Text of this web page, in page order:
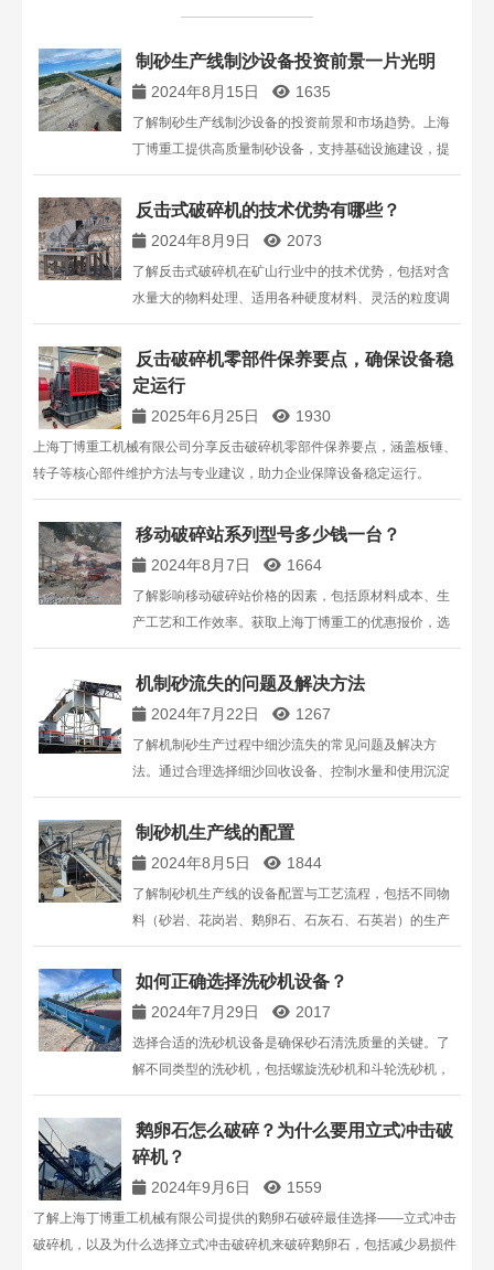
制砂生产线制沙设备投资前景一片光明
2024年8月15日 1635
了解制砂生产线制沙设备的投资前景和市场趋势。上海
丁博重工提供高质量制砂设备，支持基础设施建设，提
升投资效益。咨询更多详情，请拨打13816711123。
反击式破碎机的技术优势有哪些？
2024年8月9日 2073
了解反击式破碎机在矿山行业中的技术优势，包括对含
水量大的物料处理、适用各种硬度材料、灵活的粒度调
节和优越的耐磨性能。本文为您详细解析反击式破碎机
的核心优势，帮助您做出更明智的选择。咨询电话：
13816711123。
反击破碎机零部件保养要点，确保设备稳
定运行
2025年6月25日 1930
上海丁博重工机械有限公司分享反击破碎机零部件保养要点，涵盖板锤、
转子等核心部件维护方法与专业建议，助力企业保障设备稳定运行。
移动破碎站系列型号多少钱一台？
2024年8月7日 1664
了解影响移动破碎站价格的因素，包括原材料成本、生
产工艺和工作效率。获取上海丁博重工的优惠报价，选
择直销厂家确保质量和服务，点击在线客服或拨打
13816711123了解更多信息。
机制砂流失的问题及解决方法
2024年7月22日 1267
了解机制砂生产过程中细沙流失的常见问题及解决方
法。通过合理选择细沙回收设备、控制水量和使用沉淀
池，可以有效减少细沙流失，提高生产效率。
制砂机生产线的配置
2024年8月5日 1844
了解制砂机生产线的设备配置与工艺流程，包括不同物
料（砂岩、花岗岩、鹅卵石、石灰石、石英岩）的生产
线配置及其工艺特点。选择适合的设备和配置方案，优
化生产效率。
如何正确选择洗砂机设备？
2024年7月29日 2017
选择合适的洗砂机设备是确保砂石清洗质量的关键。了
解不同类型的洗砂机，包括螺旋洗砂机和斗轮洗砂机，
以及选购时的注意事项，为您的制砂生产线挑选最适合
的设备。
鹅卵石怎么破碎？为什么要用立式冲击破
碎机？
2024年9月6日 1559
了解上海丁博重工机械有限公司提供的鹅卵石破碎最佳选择——立式冲击
破碎机，以及为什么选择立式冲击破碎机来破碎鹅卵石，包括减少易损件